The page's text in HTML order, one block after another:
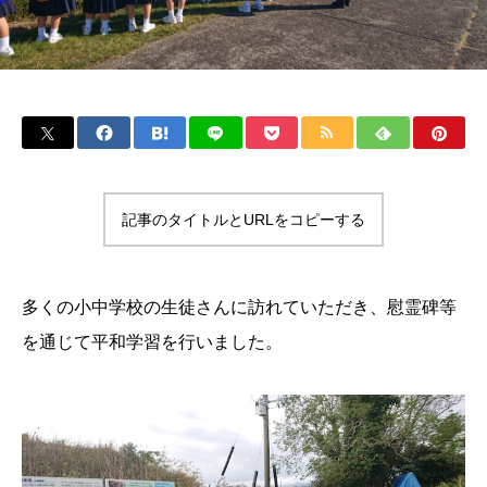
記事のタイトルとURLをコピーする
多くの小中学校の生徒さんに訪れていただき、慰霊碑等
を通じて平和学習を行いました。